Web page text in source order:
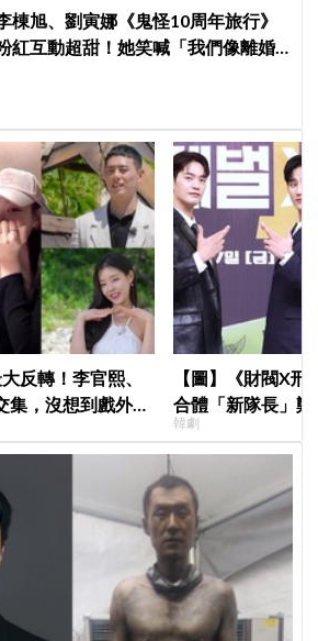
棟旭、劉寅娜《鬼怪10周年旅行》
紅互動超甜！她笑喊「我們像離婚
反轉！李官熙、
集，沒想到戲外低
照曝光
【圖】《財閥X
合體「新隊長」
比槍」霸氣爆棚
韓劇